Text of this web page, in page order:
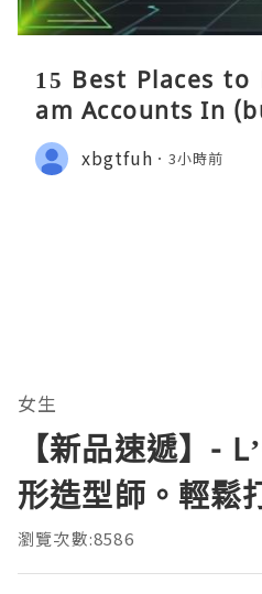
15 Best Places
am Accounts In
xbgtfuh 3小時前
女生
【新品速遞】-
形造型師。輕鬆
瀏覽次數:8586